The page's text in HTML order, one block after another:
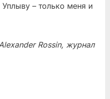
– только меня и
Rossin, журнал